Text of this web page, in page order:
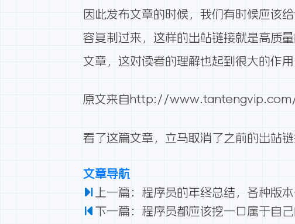
因此发布文章的时候，我们有时候应该
容复制过来，这样的出站链接就是高质
文章，这对读者的理解也起到很大的作用
原文来自http://
看了这篇文章，立马取消了之前的出站
文章导航
上一篇：程序员的年终总结，各种版
下一篇：程序员都应该挖一口属于自己